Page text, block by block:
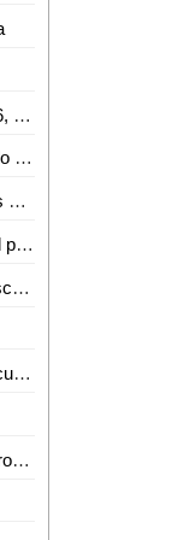
Aumentan casos de hepatitis en SLP durante 2026, aunque con baja incidencia
Descartan compañeros que trabajador haya sufrido golpe de calor en gasolinera
Estado informa inicio de revista para transportistas en Ciudad Valles
Elimina Arsenal al Atlético de Madrid y espera rival para Final de la Champions.
Fallece el ex delegado de Sedesol y Sedesore, Óscar de la Cruz Requena
Cierra Ciudad Valles fin de semana con 95% de ocupación hotelera y miles de turistas en parajes
¡Cobra Espectáculos hasta los anuncios de adentro! Aclaran dudas a comerciantes de Valles